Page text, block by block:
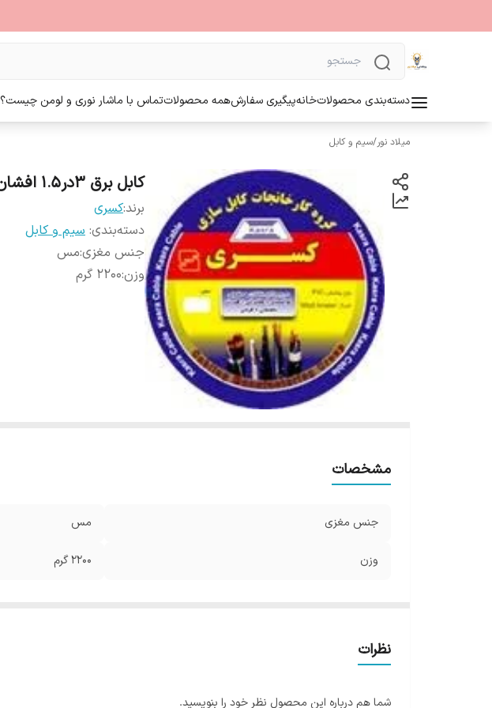
دسته‌بندی محصولاتخانهپیگیری سفارشهمه محصولاتتماس با ماشار نوری و لومن چیست؟
میلاد نور/سیم و کابل
کابل برق 3در1.5 افشان کسری
برند:کسری
دسته‌بندی: سیم و کابل
جنس مغزی:مس
وزن:2200 گرم
مشخصات
جنس مغزی مس
وزن 2200 گرم
نظرات
شما هم درباره این محصول نظر خود را بنویسید.